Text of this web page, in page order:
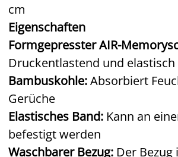
cm
Eigenschaften
Formgepresster AIR-
Druckentlastend und elastisch
Bambuskohle:Absorbiert
Gerüche
Elastisches Band: Kann an
befestigt werden
Waschbarer Bezug: Der